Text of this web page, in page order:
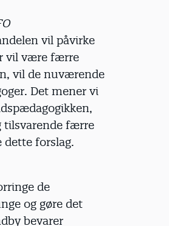
vil påvirke
vil være færre
vil de nuværende
Det mener vi
tilsvarende færre
forslag.
de
og gøre det
bevarer